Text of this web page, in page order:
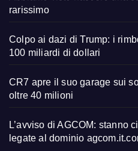
rarissimo
Colpo ai dazi di Trump: i
100 miliardi di dollari
CR7 apre il suo garage sui
oltre 40 milioni
L’avviso di AGCOM: stanno
legate al dominio